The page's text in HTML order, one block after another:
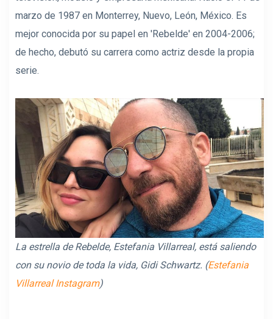
marzo de 1987 en Monterrey, Nuevo, León, México. Es
mejor conocida por su papel en 'Rebelde' en 2004-2006;
de hecho, debutó su carrera como actriz desde la propia
serie.
La estrella de Rebelde, Estefania Villarreal, está saliendo
con su novio de toda la vida, Gidi Schwartz. (Estefania
Villarreal Instagram)